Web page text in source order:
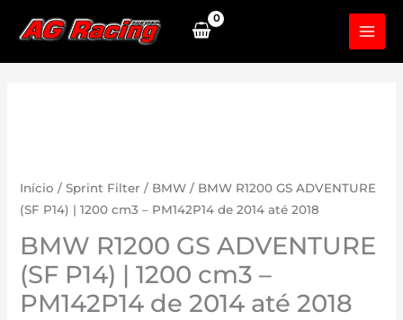
content
Início /Sprint Filter / BMW / BMW R1200 GS ADVENTURE
(SF P14) | 1200 cm3 – PM142P14 de 2014 até 2018
BMW R1200 GS ADVENTURE
(SF P14) | 1200 cm3 –
PM142P14 de 2014 até 2018